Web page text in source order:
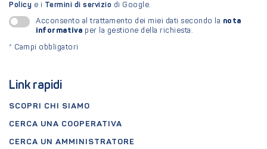
Link rapidi
SCOPRI CHI SIAMO
CERCA UNA COOPERATIVA
CERCA UN AMMINISTRATORE
Policy e i Termini di servizio di Google.
Acconsento al trattamento dei miei dati secondo la nota
informativa per la gestione della richiesta.
* Campi obbligatori